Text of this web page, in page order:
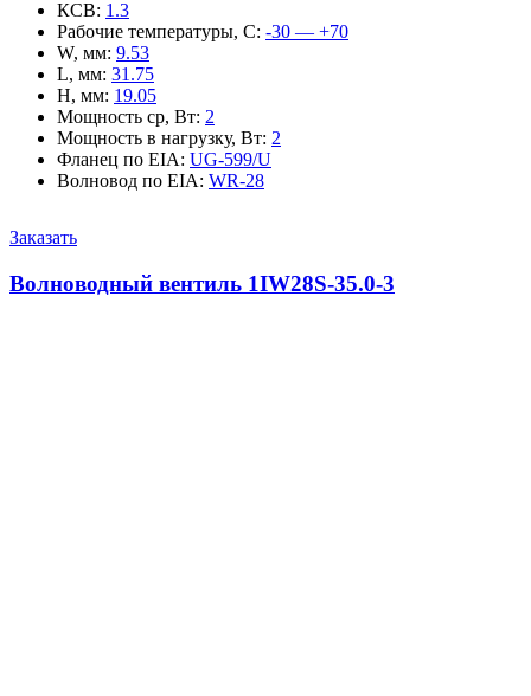
КСВ: 1.3
Рабочие температуры, С: -30 — +70
W, мм: 9.53
L, мм: 31.75
H, мм: 19.05
Мощность ср, Вт: 2
Мощность в нагрузку, Вт: 2
Фланец по EIA: UG-599/U
Волновод по EIA: WR-28
Заказать
Волноводный вентиль 1IW28S-35.0-3